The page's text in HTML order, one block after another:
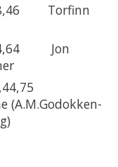
Torfinn
Jon